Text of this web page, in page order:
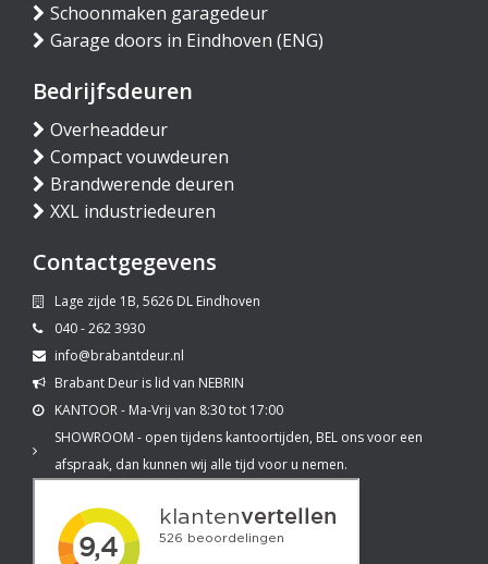
Schoonmaken garagedeur
Garage doors in Eindhoven (ENG)
Bedrijfsdeuren
Overheaddeur
Compact vouwdeuren
Brandwerende deuren
XXL industriedeuren
Contactgegevens
Lage zijde 1B, 5626 DL Eindhoven
040 - 262 3930
info@brabantdeur.nl
Brabant Deur is lid van NEBRIN
KANTOOR - Ma-Vrij van 8:30 tot 17:00
SHOWROOM - open tijdens kantoortijden, BEL ons voor een
afspraak, dan kunnen wij alle tijd voor u nemen.